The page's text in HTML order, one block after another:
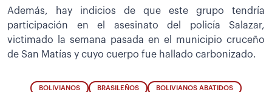
Además, hay indicios de que este grupo tendría
participación en el asesinato del policía Salazar,
victimado la semana pasada en el municipio cruceño
de San Matías y cuyo cuerpo fue hallado carbonizado.
BOLIVIANOS BRASILEÑOS BOLIVIANOS ABATIDOS